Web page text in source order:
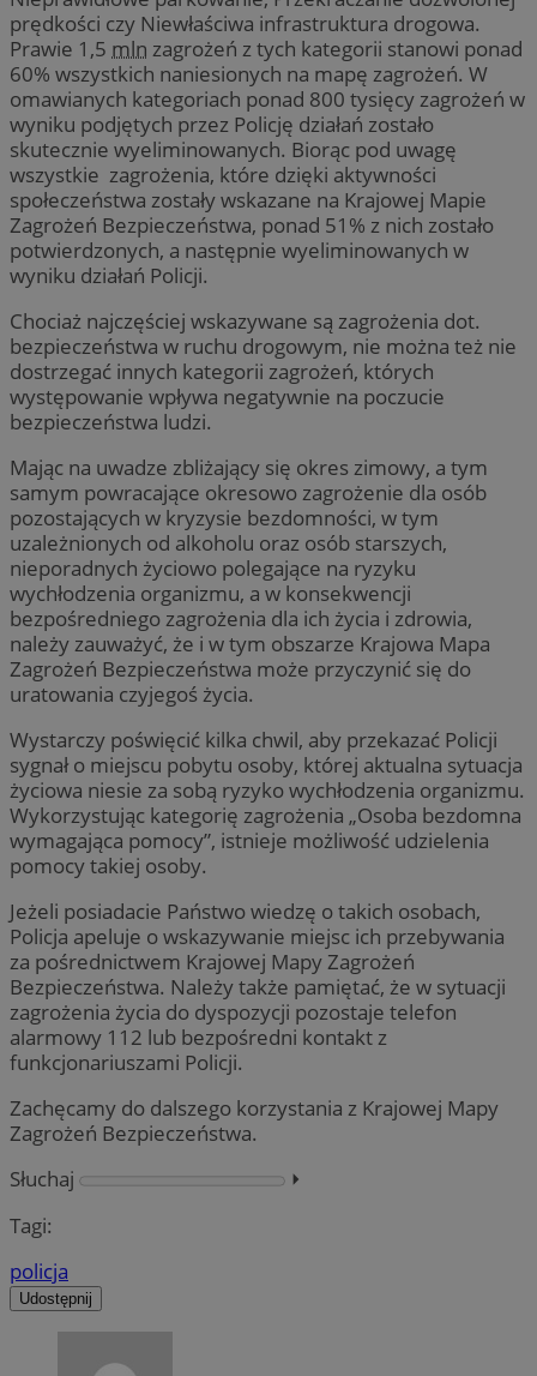
prędkości czy Niewłaściwa infrastruktura drogowa.
Prawie 1,5 mln zagrożeń z tych kategorii stanowi ponad
60% wszystkich naniesionych na mapę zagrożeń. W
omawianych kategoriach ponad 800 tysięcy zagrożeń w
wyniku podjętych przez Policję działań zostało
skutecznie wyeliminowanych. Biorąc pod uwagę
wszystkie zagrożenia, które dzięki aktywności
społeczeństwa zostały wskazane na Krajowej Mapie
Zagrożeń Bezpieczeństwa, ponad 51% z nich zostało
potwierdzonych, a następnie wyeliminowanych w
wyniku działań Policji.
Chociaż najczęściej wskazywane są zagrożenia dot.
bezpieczeństwa w ruchu drogowym, nie można też nie
dostrzegać innych kategorii zagrożeń, których
występowanie wpływa negatywnie na poczucie
bezpieczeństwa ludzi.
Mając na uwadze zbliżający się okres zimowy, a tym
samym powracające okresowo zagrożenie dla osób
pozostających w kryzysie bezdomności, w tym
uzależnionych od alkoholu oraz osób starszych,
nieporadnych życiowo polegające na ryzyku
wychłodzenia organizmu, a w konsekwencji
bezpośredniego zagrożenia dla ich życia i zdrowia,
należy zauważyć, że i w tym obszarze Krajowa Mapa
Zagrożeń Bezpieczeństwa może przyczynić się do
uratowania czyjegoś życia.
Wystarczy poświęcić kilka chwil, aby przekazać Policji
sygnał o miejscu pobytu osoby, której aktualna sytuacja
życiowa niesie za sobą ryzyko wychłodzenia organizmu.
Wykorzystując kategorię zagrożenia „Osoba bezdomna
wymagająca pomocy”, istnieje możliwość udzielenia
pomocy takiej osoby.
Jeżeli posiadacie Państwo wiedzę o takich osobach,
Policja apeluje o wskazywanie miejsc ich przebywania
za pośrednictwem Krajowej Mapy Zagrożeń
Bezpieczeństwa. Należy także pamiętać, że w sytuacji
zagrożenia życia do dyspozycji pozostaje telefon
alarmowy 112 lub bezpośredni kontakt z
funkcjonariuszami Policji.
Zachęcamy do dalszego korzystania z Krajowej Mapy
Zagrożeń Bezpieczeństwa.
Słuchaj
⏵︎
Tagi:
policja
Udostępnij